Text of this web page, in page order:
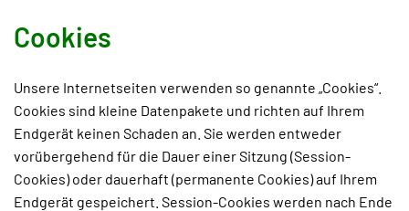
Cookies
Unsere Internetseiten verwenden so genannte „Cookies“.
Cookies sind kleine Datenpakete und richten auf Ihrem
Endgerät keinen Schaden an. Sie werden entweder
vorübergehend für die Dauer einer Sitzung (Session-
Cookies) oder dauerhaft (permanente Cookies) auf Ihrem
Endgerät gespeichert. Session-Cookies werden nach Ende